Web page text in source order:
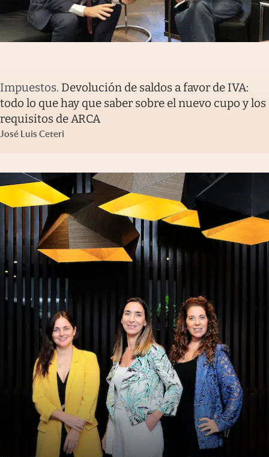
Impuestos. Devolución de saldos a favor de IVA:
todo lo que hay que saber sobre el nuevo cupo y los
requisitos de ARCA
José Luis Ceteri